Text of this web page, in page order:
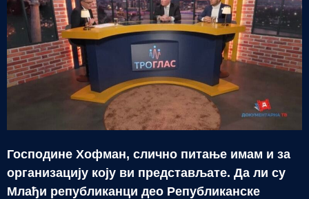
Господине Хофман, слично питање имам и за
организацију коју ви представљате. Да ли су
Млађи републиканци део Републиканске